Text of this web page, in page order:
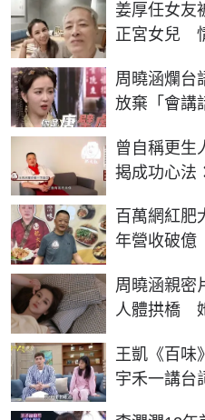
姜厚任女友
正宮女兒
周曉涵爛台
放棄「會講
曾自稱更
揭成功心法
百萬網紅肥
年營收破
周曉涵親密
人體拱橋
王凱《百味
宇禾一講